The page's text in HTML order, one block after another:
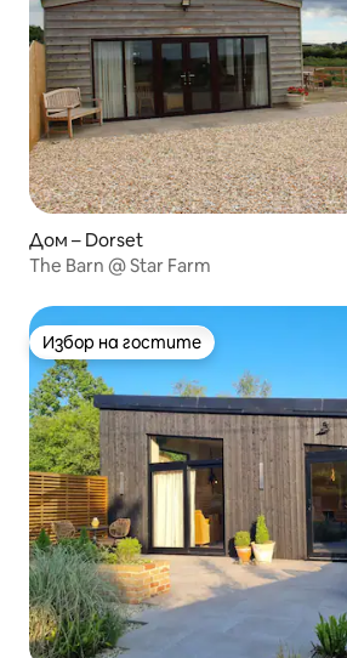
Дом – Dorset
The Barn @ Star Farm
Избор на гостите
Избор на гостите